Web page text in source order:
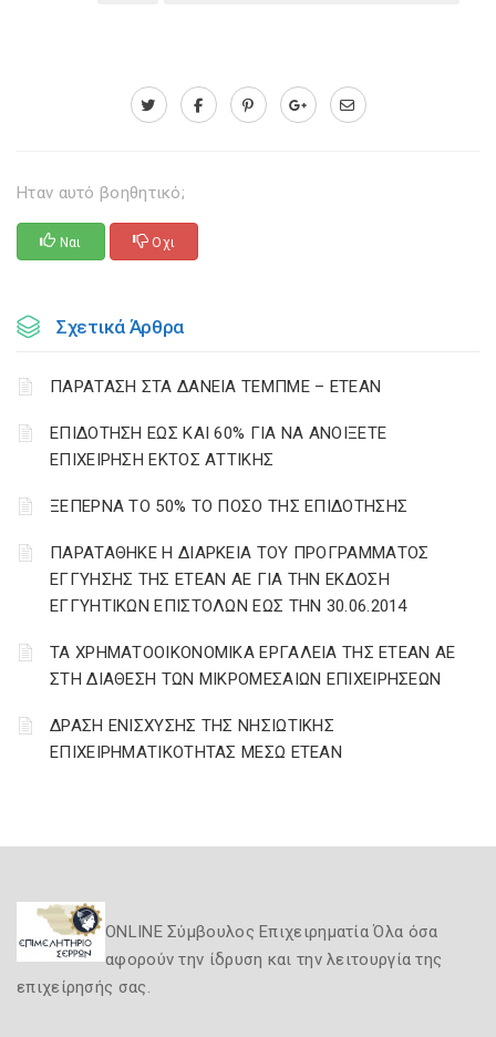
Ηταν αυτό βοηθητικό;
Ναι Οχι
Σχετικά Άρθρα
ΠΑΡΑΤΑΣΗ ΣΤΑ ΔΑΝΕΙΑ ΤΕΜΠΜΕ – ΕΤΕΑΝ
ΕΠΙΔΟΤΗΣΗ ΕΩΣ ΚΑΙ 60% ΓΙΑ ΝΑ ΑΝΟΙΞΕΤΕ
ΕΠΙΧΕΙΡΗΣΗ ΕΚΤΟΣ ΑΤΤΙΚΗΣ
ΞΕΠΕΡΝΑ ΤΟ 50% ΤΟ ΠΟΣΟ ΤΗΣ ΕΠΙΔΟΤΗΣΗΣ
ΠΑΡΑΤΑΘΗΚΕ Η ΔΙΑΡΚΕΙΑ ΤΟΥ ΠΡΟΓΡΑΜΜΑΤΟΣ
ΕΓΓΥΗΣΗΣ ΤΗΣ ΕΤΕΑΝ ΑΕ ΓΙΑ ΤΗΝ ΕΚΔΟΣΗ
ΕΓΓΥΗΤΙΚΩΝ ΕΠΙΣΤΟΛΩΝ ΕΩΣ ΤΗΝ 30.06.2014
ΤΑ ΧΡΗΜΑΤΟΟΙΚΟΝΟΜΙΚΑ ΕΡΓΑΛΕΙΑ ΤΗΣ ΕΤΕΑΝ ΑΕ
ΣΤΗ ΔΙΑΘΕΣΗ ΤΩΝ ΜΙΚΡΟΜΕΣΑΙΩΝ ΕΠΙΧΕΙΡΗΣΕΩΝ
ΔΡΑΣΗ ΕΝΙΣΧΥΣΗΣ ΤΗΣ ΝΗΣΙΩΤΙΚΗΣ
ΕΠΙΧΕΙΡΗΜΑΤΙΚΟΤΗΤΑΣ ΜΕΣΩ ΕΤΕΑΝ
ONLINE Σύμβουλος Επιχειρηματία Όλα όσα
αφορούν την ίδρυση και την λειτουργία της
επιχείρησής σας.